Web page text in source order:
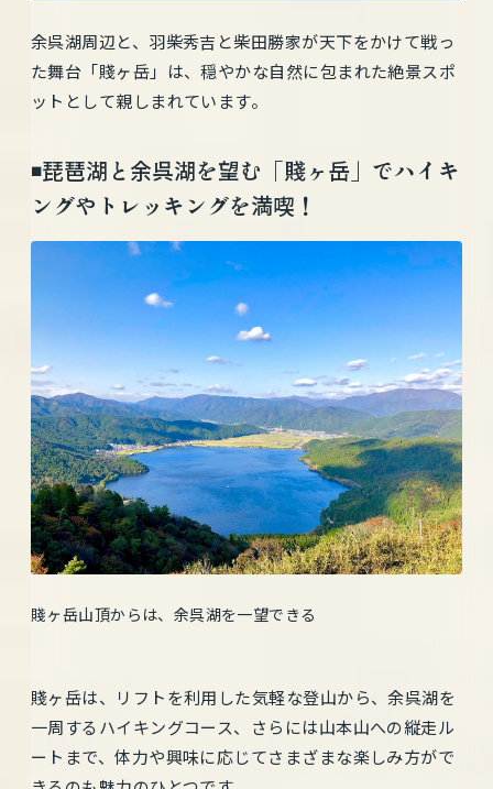
余呉湖周辺と、羽柴秀吉と柴田勝家が天下をかけて戦っ
た舞台「賤ヶ岳」は、穏やかな自然に包まれた絶景スポ
ットとして親しまれています。
◾️琵琶湖と余呉湖を望む「賤ヶ岳」でハイキ
ングやトレッキングを満喫！
賤ヶ岳山頂からは、余呉湖を一望できる
賤ヶ岳は、リフトを利用した気軽な登山から、余呉湖を
一周するハイキングコース、さらには山本山への縦走ル
ートまで、体力や興味に応じてさまざまな楽しみ方がで